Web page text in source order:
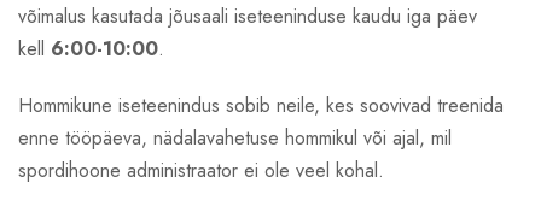
võimalus kasutada jõusaali iseteeninduse kaudu iga päev
kell 6:00-10:00.
Hommikune iseteenindus sobib neile, kes soovivad treenida
enne tööpäeva, nädalavahetuse hommikul või ajal, mil
spordihoone administraator ei ole veel kohal.